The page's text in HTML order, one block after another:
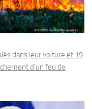
dans leur voiture et 19
d’un feu de